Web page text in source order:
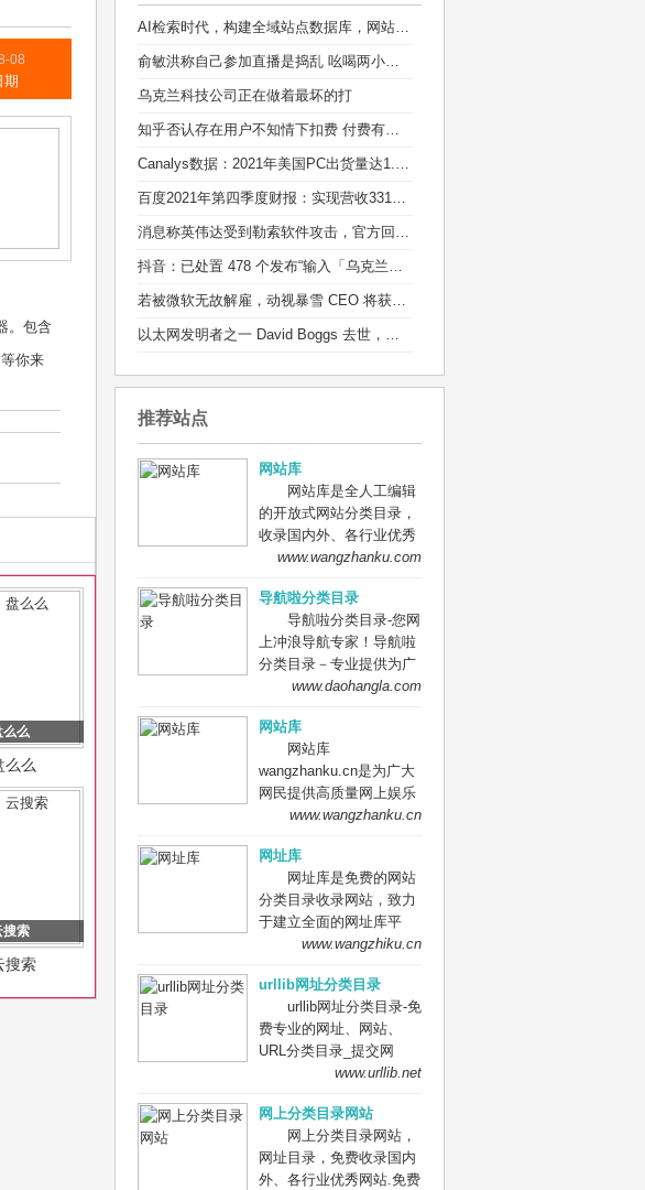
08
期
。包含
你来
么么
么么
搜索
搜索
AI检索时代，构建全域站点数据库，网站库上线运营
俞敏洪称自己参加直播是捣乱 吆喝两小时销售额100多万
乌克兰科技公司正在做着最坏的打
知乎否认存在用户不知情下扣费 付费有标准的通知流程
Canalys数据：2021年美国PC出货量达1.35亿台
百度2021年第四季度财报：实现营收331亿元
消息称英伟达受到勒索软件攻击，官方回应：正在调查
抖音：已处置 478 个发布“输入「乌克兰」有爆炸特效”等不实信息的违规账号
若被微软无故解雇，动视暴雪 CEO 将获得近 1 亿元离职补偿
以太网发明者之一 David Boggs 去世，享年 71 岁：他的成果造福了全球用户
推荐站点
网站库
网站库是全人工编辑
的开放式网站分类目录，
收录国内外、各行业优秀
网站，旨在为用户提供更
索、优秀网站参考、网站
推广服务、网站黄页、网
上娱乐冲浪导航网站。
www.wangzhanku.com
导航啦分类目录
导航啦分类目录-您网
上冲浪导航专家！导航啦
分类目录－专业提供为广
大站长收录的开放式网站
外、各行业优秀正规网站,
全人工编辑收录，为百
度、谷歌、有道、搜狗、
必应等搜索引擎提供索引
参考, 同时也是站长推广
台。
www.daohangla.com
网站库
网站库
wangzhanku.cn是为广大
网民提供高质量网上娱乐
冲浪导航网站，汇聚众多
等网站让广大网民轻松畅
游互联网，同时面向广大
互联网站长提供免费的网
址收录、免费网站收录、
免费外链平台。
www.wangzhanku.cn
网址库
网址库是免费的网站
分类目录收录网站，致力
于建立全面的网址库平
台：免费收录网站、网
秀的网站网址,让你轻松畅
游互联网，找到您想要的
网站、信息资源；加入网
址库让我们共同成长。网
址库!网址酷！上网，您需
用网址一网打尽！
www.wangzhiku.cn
urllib网址分类目录
urllib网址分类目录-免
费专业的网址、网站、
URL分类目录_提交网
址、网站、URL到我们的
www.urllib.net
网上分类目录网站
网上分类目录网站，
网址目录，免费收录国内
外、各行业优秀网站.免费